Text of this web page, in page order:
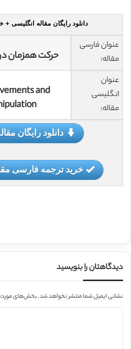
دانلود رایگان مقاله انگلیسی
عنوان فارسی
مقاله:
حرکت همزمان
عنوان
انگلیسی
مقاله:
and
دانلود رایگان
خرید ترجمه فارسی
دیدگاهتان را بنویسید
نشانی ایمیل شما منتشر نخواهد شد.بخش‌های